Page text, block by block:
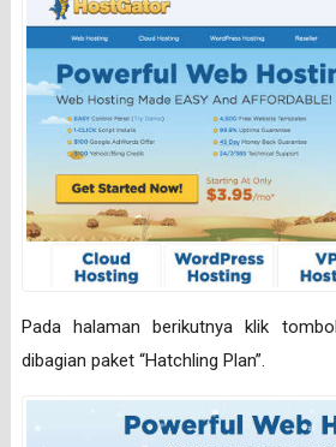
Pada halaman berikutnya klik
dibagian paket “Hatchling Plan”.